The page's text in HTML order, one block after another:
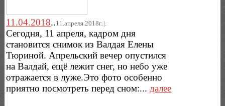
11.04.2018..11.апреля.2018г..|.
Сегодня, 11 апреля, кадром дня
становится снимок из Валдая Елены
Тюриной. Апрельский вечер опустился
на Валдай, ещё лежит снег, но небо уже
отражается в луже.Это фото особенно
приятно посмотреть перед сном:... далее